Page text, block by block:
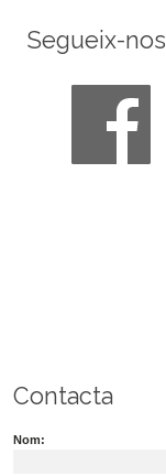
Segueix-nos
Contacta
Nom: